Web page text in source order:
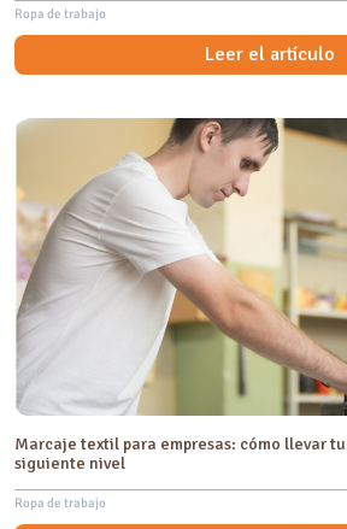
Ropa de trabajo
Leer el artículo
Marcaje textil para empresas: cómo llevar
siguiente nivel
Ropa de trabajo